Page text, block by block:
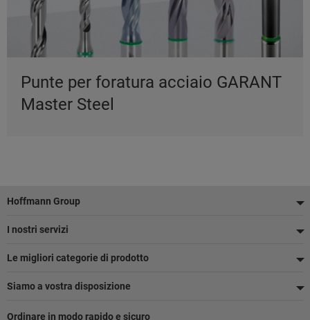
Punte per foratura acciaio GARANT
Master Steel
Piè
di
pagina
Hoffmann Group
I nostri servizi
Le migliori categorie di prodotto
Siamo a vostra disposizione
Ordinare in modo rapido e sicuro